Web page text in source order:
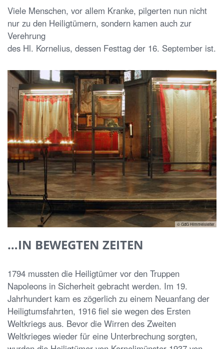
Viele Menschen, vor allem Kranke, pilgerten nun nicht
nur zu den Heiligtümern, sondern kamen auch zur
Verehrung
des Hl. Kornelius, dessen Festtag der 16. September ist.
© GdG Himmelsleiter
…IN BEWEGTEN ZEITEN
1794 mussten die Heiligtümer vor den Truppen
Napoleons in Sicherheit gebracht werden. Im 19.
Jahrhundert kam es zögerlich zu einem Neuanfang der
Heiligtumsfahrten, 1916 ﬁel sie wegen des Ersten
Weltkriegs aus. Bevor die Wirren des Zweiten
Weltkrieges wieder für eine Unterbrechung sorgten,